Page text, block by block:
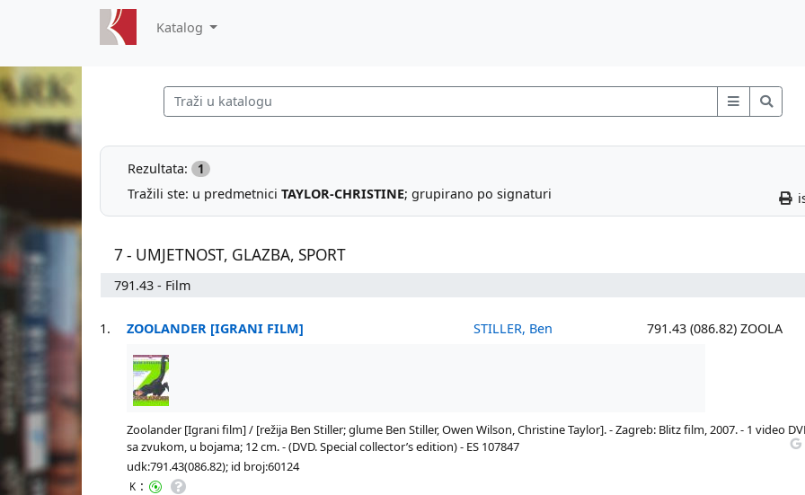
Katalog
Rezultata: 1
Tražili ste: u predmetnici TAYLOR-CHRISTINE; grupirano po signaturi
7 - UMJETNOST, GLAZBA, SPORT
791.43 - Film
1. ZOOLANDER [IGRANI FILM] STILLER, Ben 791.43 (086.82) ZOOLA
Zoolander [Igrani film] / [režija Ben Stiller; glume Ben Stiller, Owen Wilson, Christine Taylor]. - Zagreb: Blitz film, 2007. - 1 video
sa zvukom, u bojama; 12 cm. - (DVD. Special collector’s edition) - ES 107847
udk:791.43(086.82); id broj:60124
K :